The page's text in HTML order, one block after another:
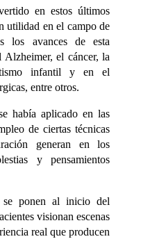
en estos últimos
utilidad en el campo de
los avances de esta
Alzheimer, el cáncer, la
infantil y en el
entre otros.
había aplicado en las
de ciertas técnicas
generan en los
y pensamientos
se ponen al inicio del
visionan escenas
real que producen